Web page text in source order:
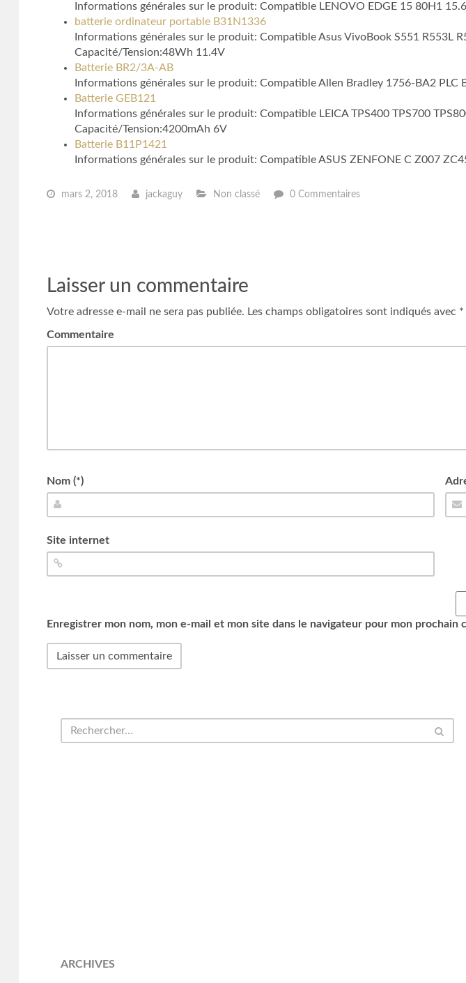
Informations générales sur le produit: Compatible LENOVO EDGE 15 80H1
batterie ordinateur portable B31N1336
Informations générales sur le produit: Compatible Asus VivoBook S551 R553L
Capacité/Tension:48Wh 11.4V
Batterie BR2/3A-AB
Informations générales sur le produit: Compatible Allen Bradley 1756-BA2 PLC
Batterie GEB121
Informations générales sur le produit: Compatible LEICA TPS400 TPS700
Capacité/Tension:4200mAh 6V
Batterie B11P1421
Informations générales sur le produit: Compatible ASUS ZENFONE C Z007
mars 2, 2018 jackaguy Non classé 0 Commentaires
Laisser un commentaire
Votre adresse e-mail ne sera pas publiée. Les champs obligatoires sont indiqués avec *
Commentaire
Nom (*)
Site internet
Enregistrer mon nom, mon e-mail et mon site dans le navigateur pour mon prochain
ARCHIVES